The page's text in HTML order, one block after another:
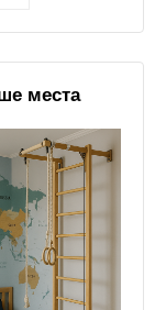
места